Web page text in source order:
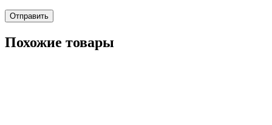
Похожие товары